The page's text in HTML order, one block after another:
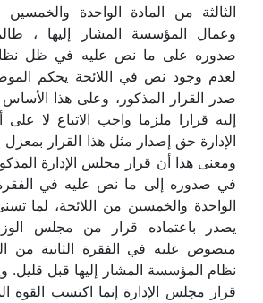
الثالثة من المادة الواحدة
وعمال المؤسسة المشار إليها ،
صدوره على ما نص عليه في ظل نظام
لعدم وجود نص في اللائحة يحكم
صدر القرار المذكور، وعلى هذا الأساس
إليه قرارا ملزما واجب الاتباع لا
الإدارة حق إصدار مثل هذا القرار
ومعنى هذا أن قرار مجلس الإدارة
في صدوره إلى ما نص عليه في الفقرة
الواحدة والخمسين من اللائحة، لما
يصدر باعتماده قرار من مجلس
منصوص عليه في الفقرة الثانية من
نظام المؤسسة المشار إليها قبل قليل.
قرار مجلس الإدارة إنما اكتسب القوة